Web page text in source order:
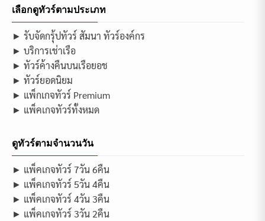
เลือกดูทัวร์ตามประเภท
► รับจัดกรุ้ปทัวร์ สัมนา ทัวร์องค์กร
► บริการเช่าเรือ
► ทัวร์ค้างคืนบนเรือยอช
► ทัวร์ยอดนิยม
► แพ็กเกจทัวร์ Premium
► แพ็คเกจทัวร์ทั้งหมด
ดูทัวร์ตามจำนวนวัน
► แพ็คเกจทัวร์ 7วัน 6คืน
► แพ็คเกจทัวร์ 5วัน 4คืน
► แพ็คเกจทัวร์ 4วัน 3คืน
► แพ็คเกจทัวร์ 3วัน 2คืน